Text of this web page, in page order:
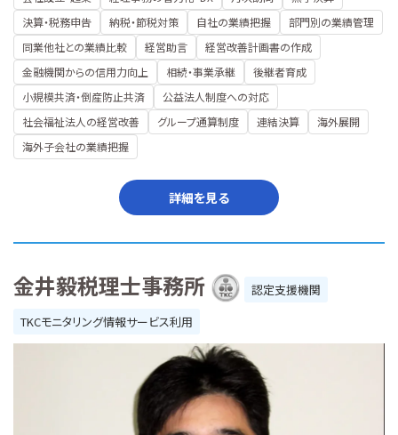
決算・税務申告
納税・節税対策 自社の業績把握
部門別の業績管理
同業他社との業績比較
経営助言
経営改善計画書の作成
金融機関からの信用力向上
相続・事業承継
後継者育成
小規模共済・倒産防止共済
公益法人制度への対応
社会福祉法人の経営改善
グループ通算制度 連結決算
海外展開
海外子会社の業績把握
詳細を見る
金井毅税理士事務所
認定支援機関
TKCモニタリング情報サービス利用